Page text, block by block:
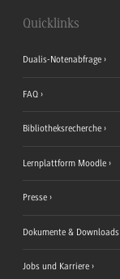
Quicklinks
Dualis-Notenabfrage
FAQ
Bibliotheksrecherche
Lernplattform Moodle
Presse
Dokumente & Downloads
Jobs und Karriere